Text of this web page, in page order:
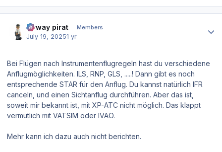
airway pirat Members
July 19, 20251 yr
Bei Flügen nach Instrumentenflugregeln hast du verschiedene
Anflugmöglichkeiten. ILS, RNP, GLS, .....! Dann gibt es noch
entsprechende STAR für den Anflug. Du kannst natürlich IFR
canceln, und einen Sichtanflug durchführen. Aber das ist,
soweit mir bekannt ist, mit XP-ATC nicht möglich. Das klappt
vermutlich mit VATSIM oder IVAO.
Mehr kann ich dazu auch nicht berichten.